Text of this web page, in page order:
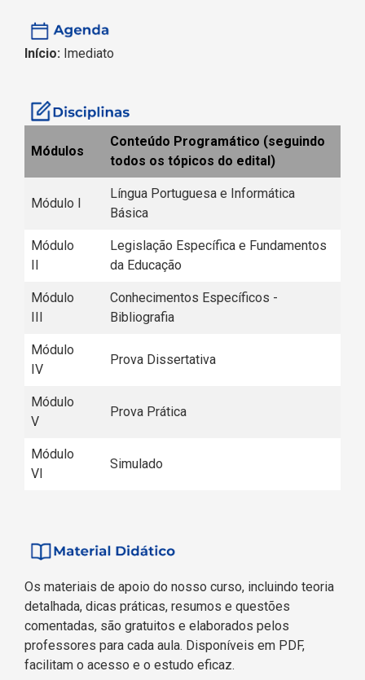
Início: Imediato
Módulos
Conteúdo Programático (seguindo
todos os tópicos do edital)
Módulo I
Língua Portuguesa e Informática
Básica
Módulo
II
Legislação Específica e Fundamentos
da Educação
Módulo
III
Conhecimentos Específicos -
Bibliografia
Módulo
IV
Prova Dissertativa
Módulo
V
Prova Prática
Módulo
VI
Simulado
Os materiais de apoio do nosso curso, incluindo teoria
detalhada, dicas práticas, resumos e questões
comentadas, são gratuitos e elaborados pelos
professores para cada aula. Disponíveis em PDF,
facilitam o acesso e o estudo eficaz.